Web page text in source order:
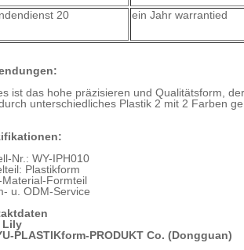
20 ein Jahr warrantied
ist das hohe präzisieren und Qualitätsform,
unterschiedliches Plastik 2 mit 2 Farben
Nr.: WY-IPH010
Plastikform
Material-Formteil
u. ODM-Service
Lily
PLASTIKform-PRODUKT Co. (Dongguan)